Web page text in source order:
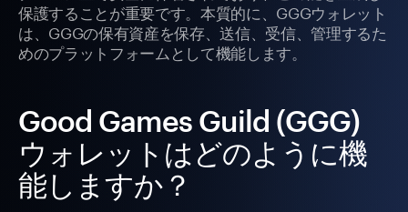
保護することが重要です。本質的に、GGGウォレット
は、GGGの保有資産を保存、送信、受信、管理するた
めのプラットフォームとして機能します。
Good Games Guild (GGG)
ウォレットはどのように機
能しますか？